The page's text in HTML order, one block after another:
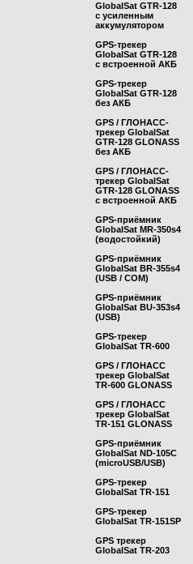
GlobalSat GTR-128
с усиленным
аккумулятором
GPS-трекер
GlobalSat GTR-128
с встроенной АКБ
GPS-трекер
GlobalSat GTR-128
без АКБ
GPS / ГЛОНАСС-
трекер GlobalSat
GTR-128 GLONASS
без АКБ
GPS / ГЛОНАСС-
трекер GlobalSat
GTR-128 GLONASS
с встроенной АКБ
GPS-приёмник
GlobalSat MR-350s4
(водостойкий)
GPS-приёмник
GlobalSat BR-355s4
(USB / COM)
GPS-приёмник
GlobalSat BU-353s4
(USB)
GPS-трекер
GlobalSat TR-600
GPS / ГЛОНАСС
трекер GlobalSat
TR-600 GLONASS
GPS / ГЛОНАСС
трекер GlobalSat
TR-151 GLONASS
GPS-приёмник
GlobalSat ND-105C
(microUSB/USB)
GPS-трекер
GlobalSat TR-151
GPS-трекер
GlobalSat TR-151SP
GPS трекер
GlobalSat TR-203